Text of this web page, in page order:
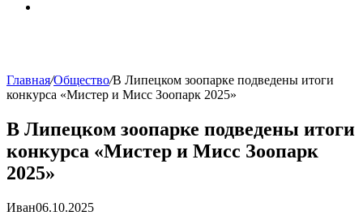
Главная/Общество/В Липецком зоопарке подведены итоги
конкурса «Мистер и Мисс Зоопарк 2025»
В Липецком зоопарке подведены итоги
конкурса «Мистер и Мисс Зоопарк
2025»
Иван06.10.2025